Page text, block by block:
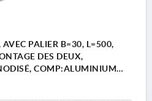
PALIER B=30, L=500,
DES DEUX,
COMP:ALUMINIUM